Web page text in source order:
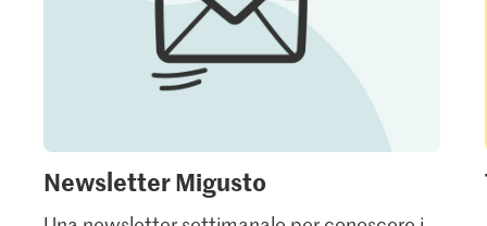
Newsletter Migusto